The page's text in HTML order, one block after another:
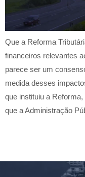
Que a Reforma
financeiros relevantes
parece ser um
medida desses
que instituiu a
que a Administração